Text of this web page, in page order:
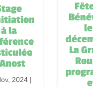
à la
2024|
La